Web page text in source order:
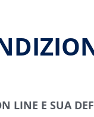
LINE E SUA